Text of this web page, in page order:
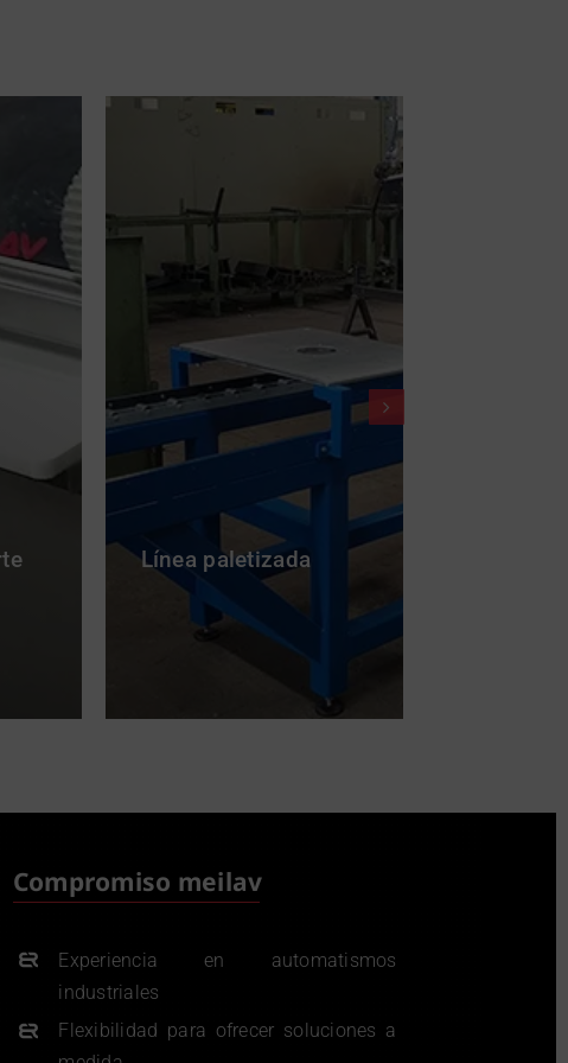
Línea paletizada
Compromiso meilav
Experiencia en automatismos
industriales
Flexibilidad para ofrecer soluciones a